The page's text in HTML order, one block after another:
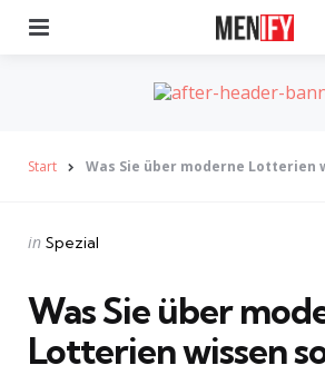
Start Was Sie über moderne Lotterien
Categories
Posted
in Spezial
Was Sie über
Lotterien wissen